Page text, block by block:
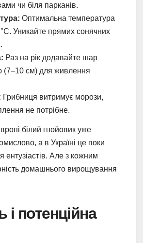
чи біля парканів.
Оптимальна температура
Уникайте прямих сонячних
Раз на рік додавайте шар
(7–10 см) для живлення
Грибниця витримує морози,
не потрібне.
білий гнойовик уже
а в Україні це поки
ентузіастів. Але з кожним
домашнього вирощування
і потенційна